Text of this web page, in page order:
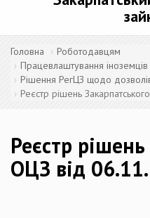
Головна
Роботодавцям
Працевлаштування іноземців
Рішення РегЦЗ щодо
Реєстр рішень
Реєстр
ОЦЗ від